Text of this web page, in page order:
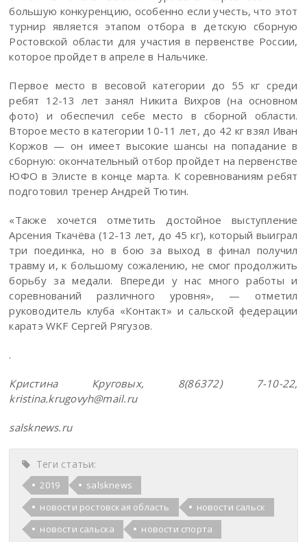
большую конкуренцию, особенно если учесть, что этот
турнир является этапом отбора в детскую сборную
Ростовской области для участия в первенстве России,
которое пройдет в апреле в Нальчике.
Первое место в весовой категории до 55 кг среди
ребят 12-13 лет занял Никита Вихров (на основном
фото) и обеспечил себе место в сборной области.
Второе место в категории 10-11 лет, до 42 кг взял Иван
Коржов — он имеет высокие шансы на попадание в
сборную: окончательный отбор пройдет на первенстве
ЮФО в Элисте в конце марта. К соревнованиям ребят
подготовил тренер Андрей Тютин.
«Также хочется отметить достойное выступление
Арсения Ткачёва (12-13 лет, до 45 кг), который выиграл
три поединка, но в бою за выход в финал получил
травму и, к большому сожалению, не смог продолжить
борьбу за медали. Впереди у нас много работы и
соревнований различного уровня», — отметил
руководитель клуба «Контакт» и сальской федерации
каратэ WKF Сергей Рягузов.
.
Кристина Круговых, 8(86372) 7-10-22,
kristina.krugovyh@mail.ru
salsknews.ru
Теги статьи:
2019
salsknews
новости ростовская область
новости сальск
новости сальска
новости спорта